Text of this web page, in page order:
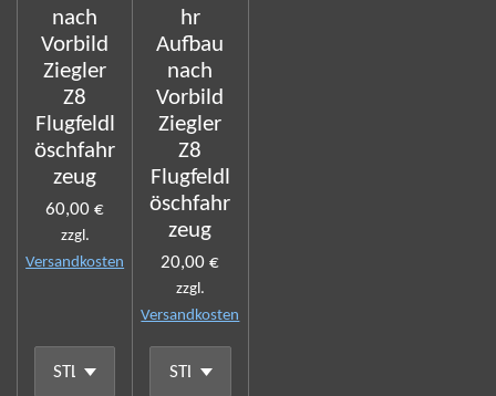
nach
Vorbild
Ziegler
Z8
Flugfeldl
öschfahr
zeug
60,00 €
zzgl.
Versandkosten
hr
Aufbau
nach
Vorbild
Ziegler
Z8
Flugfeldl
öschfahr
zeug
20,00 €
zzgl.
Versandkosten